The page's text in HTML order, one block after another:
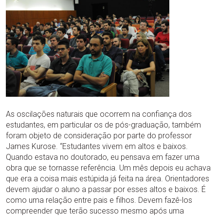
As oscilações naturais que ocorrem na confiança dos
estudantes, em particular os de pós-graduação, também
foram objeto de consideração por parte do professor
James Kurose. “Estudantes vivem em altos e baixos.
Quando estava no doutorado, eu pensava em fazer uma
obra que se tornasse referência. Um mês depois eu achava
que era a coisa mais estúpida já feita na área. Orientadores
devem ajudar o aluno a passar por esses altos e baixos. É
como uma relação entre pais e filhos. Devem fazê-los
compreender que terão sucesso mesmo após uma